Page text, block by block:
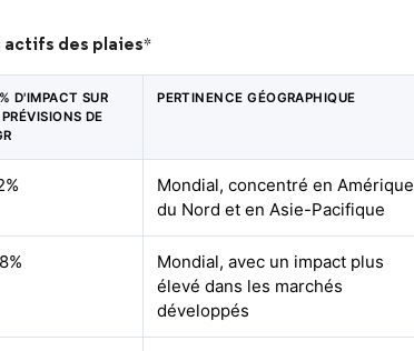
actifs des plaies*
D'IMPACT SUR
DE
PERTINENCE GÉOGRAPHIQUE
Mondial, concentré en Amérique
du Nord et en Asie-Pacifique
Mondial, avec un impact plus
élevé dans les marchés
développés